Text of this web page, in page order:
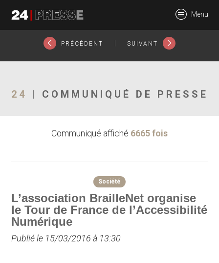
24Presse -
Communiqués de
Menu
PRÉCÉDENT SUIVANT
24 | COMMUNIQUÉ DE PRESSE
Communiqué affiché 6665 fois
Société
L’association BrailleNet organise
le Tour de France de l’Accessibilité
Numérique
Publié le 15/03/2016 à 13:30